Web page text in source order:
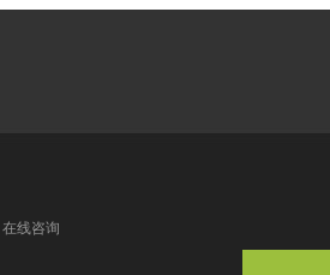
在线咨询